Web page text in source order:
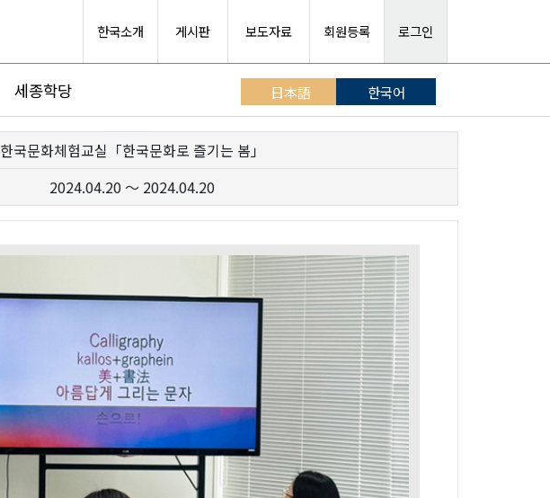
한국소개 게시판 보도자료 회원등록 로그인
세종학당 日本語 한국어
한국문화체험교실「한국문화로 즐기는 봄」
2024.04.20 ～ 2024.04.20